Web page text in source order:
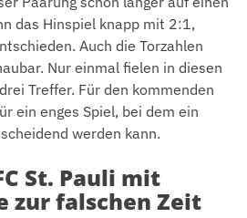
das Hinspiel knapp mit 2:1,
Auch die Torzahlen
Nur einmal fielen in diesen
Treffer. Für den kommenden
ein enges Spiel, bei dem ein
werden kann.
St. Pauli mit
zur falschen Zeit